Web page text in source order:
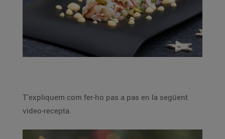
T'expliquem com fer-ho pas a pas en la següent
video-recepta.